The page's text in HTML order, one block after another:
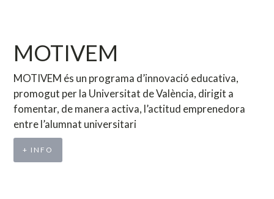
MOTIVEM
MOTIVEM és un programa d’innovació educativa,
promogut per la Universitat de València, dirigit a
fomentar, de manera activa, l’actitud emprenedora
entre l’alumnat universitari
+ INFO